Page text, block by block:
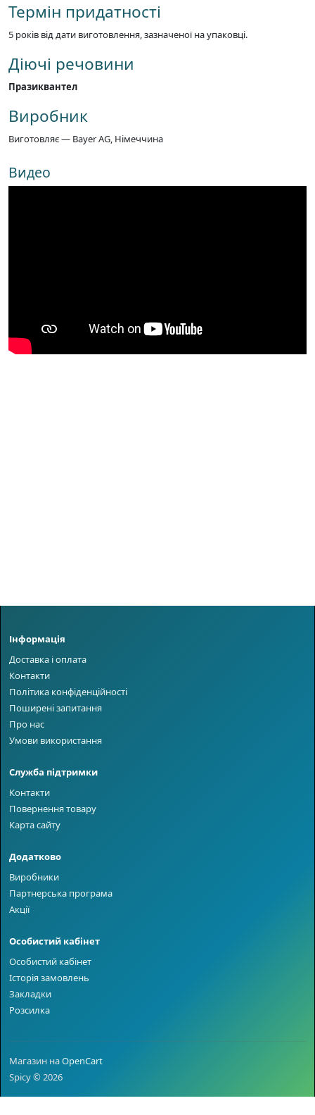
Термін придатності
5 років від дати виготовлення, зазначеної на упаковці.
Діючі речовини
Празиквантел
Виробник
Виготовляє — Bayer AG, Німеччина
Видео
Інформація
Доставка і оплата
Контакти
Політика конфіденційності
Поширені запитання
Про нас
Умови використання
Служба підтримки
Контакти
Повернення товару
Карта сайту
Додатково
Виробники
Партнерська програма
Акції
Особистий кабінет
Особистий кабінет
Історія замовлень
Закладки
Розсилка
Магазин наOpenCart
Spicy © 2026